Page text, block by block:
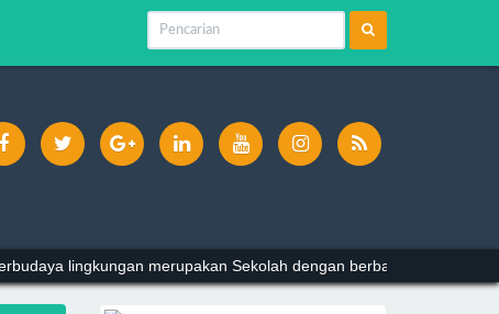
lingkungan merupakan Sekolah dengan berbagai prestasi